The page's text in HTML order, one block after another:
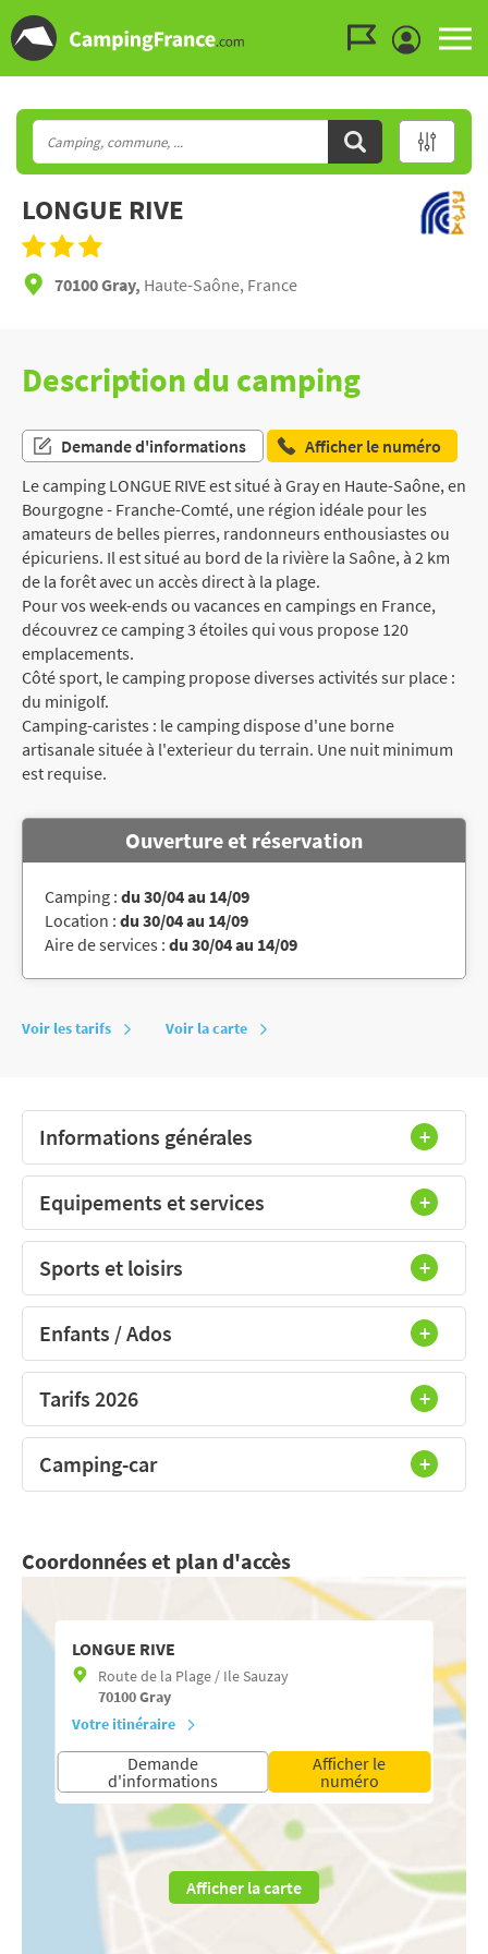
LONGUE RIVE
70100 Gray, Haute-Saône, France
Description du camping
Demande d'informations
Afficher le numéro
Le camping LONGUE RIVE est situé à Gray en Haute-Saône, en
Bourgogne - Franche-Comté, une région idéale pour les
amateurs de belles pierres, randonneurs enthousiastes ou
épicuriens. Il est situé au bord de la rivière la Saône, à 2 km
de la forêt avec un accès direct à la plage.
Pour vos week-ends ou vacances en campings en France,
découvrez ce camping 3 étoiles qui vous propose 120
emplacements.
Côté sport, le camping propose diverses activités sur place :
du minigolf.
Camping-caristes : le camping dispose d'une borne
artisanale située à l'exterieur du terrain. Une nuit minimum
est requise.
Ouverture et réservation
Camping : du 30/04 au 14/09
Location : du 30/04 au 14/09
Aire de services : du 30/04 au 14/09
Voir les tarifs Voir la carte
Informations générales
Equipements et services
Sports et loisirs
Enfants / Ados
Tarifs 2026
Camping-car
Coordonnées et plan d'accès
LONGUE RIVE
Route de la Plage / Ile Sauzay
70100Gray
Votre itinéraire
Demande
d'informations
Afficher le
numéro
Afficher la carte